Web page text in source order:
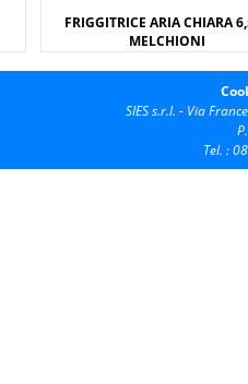
FRIGGITRICE ARIA CHIARA
MELCHIONI
SIES s.r.l. - Via
Tel. :